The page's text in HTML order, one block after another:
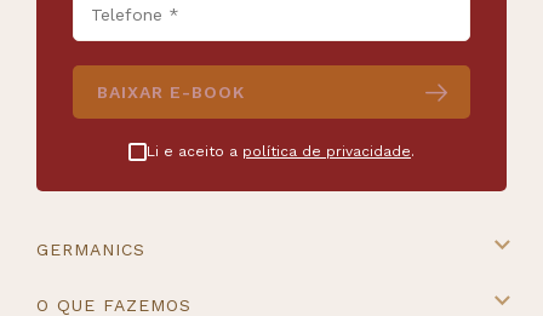
BAIXAR E-BOOK
Li e aceito a política de privacidade.
GERMANICS
O QUE FAZEMOS